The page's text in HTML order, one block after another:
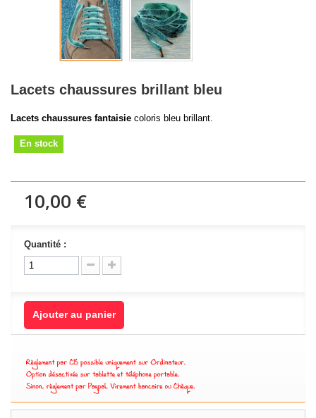
Lacets chaussures brillant bleu
Lacets chaussures fantaisie coloris bleu brillant.
En stock
10,00 €
Quantité :
Ajouter au panier